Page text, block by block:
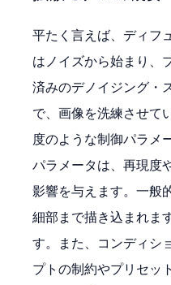
平たく言えば、ディフ
はノイズから始まり、
済みのデノイジング・
で、画像を洗練させて
度のような制御パラメ
パラメータは、再現度
影響を与えます。一般
細部まで描き込まれま
す。また、コンディシ
プトの制約やプリセッ